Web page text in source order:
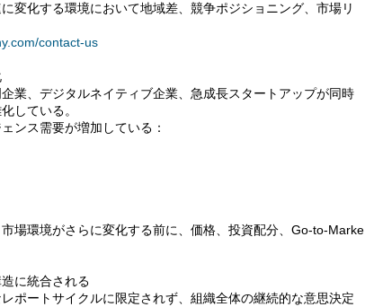
変化する環境において地域差、競争ポジショニング、市場リ
contact-us
業、デジタルネイティブ企業、急成長スタートアップが同時
している。
ンス需要が増加している：
場環境がさらに変化する前に、価格、投資配分、Go-to-Marke
に統合される
ポートサイクルに限定されず、組織全体の継続的な意思決定